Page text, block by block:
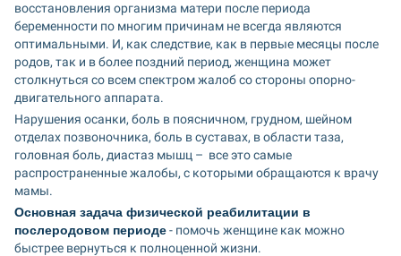
восстановления организма матери после периода
беременности по многим причинам не всегда являются
оптимальными. И, как следствие, как в первые месяцы после
родов, так и в более поздний период, женщина может
столкнуться со всем спектром жалоб со стороны опорно-
двигательного аппарата.
Нарушения осанки, боль в поясничном, грудном, шейном
отделах позвоночника, боль в суставах, в области таза,
головная боль, диастаз мышц –  все это самые
распространенные жалобы, с которыми обращаются к врачу
мамы.
Основная задача физической реабилитации в
послеродовом периоде - помочь женщине как можно
быстрее вернуться к полноценной жизни.